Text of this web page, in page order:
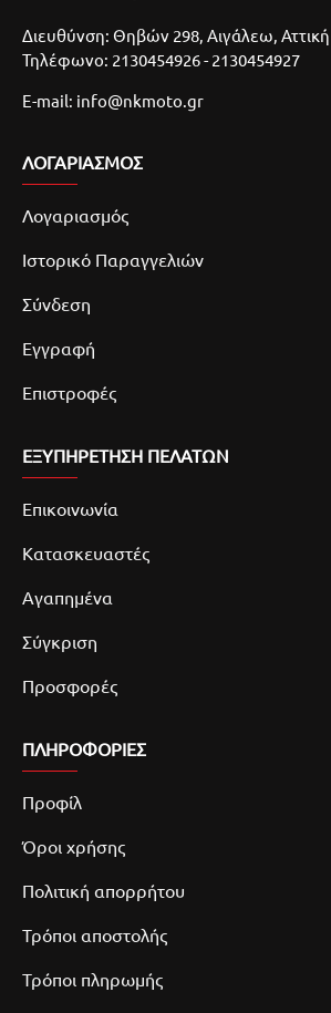
Διευθύνση: Θηβών 298, Αιγάλεω, Αττική
Τηλέφωνο: 2130454926 - 2130454927
E-mail: info@nkmoto.gr
ΛΟΓΑΡΙΑΣΜΌΣ
Λογαριασμός
Ιστορικό Παραγγελιών
Σύνδεση
Εγγραφή
Επιστροφές
ΕΞΥΠΗΡΕΤΗΣΗ ΠΕΛΑΤΩΝ
Επικοινωνία
Κατασκευαστές
Αγαπημένα
Σύγκριση
Προσφορές
ΠΛΗΡΟΦΟΡΙΕΣ
Προφίλ
Όροι χρήσης
Πολιτική απορρήτου
Τρόποι αποστολής
Τρόποι πληρωμής